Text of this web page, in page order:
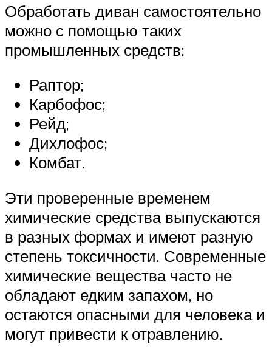
Обработать диван самостоятельно
можно с помощью таких
промышленных средств:
Раптор;
Карбофос;
Рейд;
Дихлофос;
Комбат.
Эти проверенные временем
химические средства выпускаются
в разных формах и имеют разную
степень токсичности. Современные
химические вещества часто не
обладают едким запахом, но
остаются опасными для человека и
могут привести к отравлению.